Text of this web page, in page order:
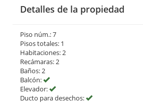
Detalles de la propiedad
Piso núm.: 7
Pisos totales: 1
Habitaciones: 2
Recámaras: 2
Baños: 2
Balcón:
Elevador:
Ducto para desechos: